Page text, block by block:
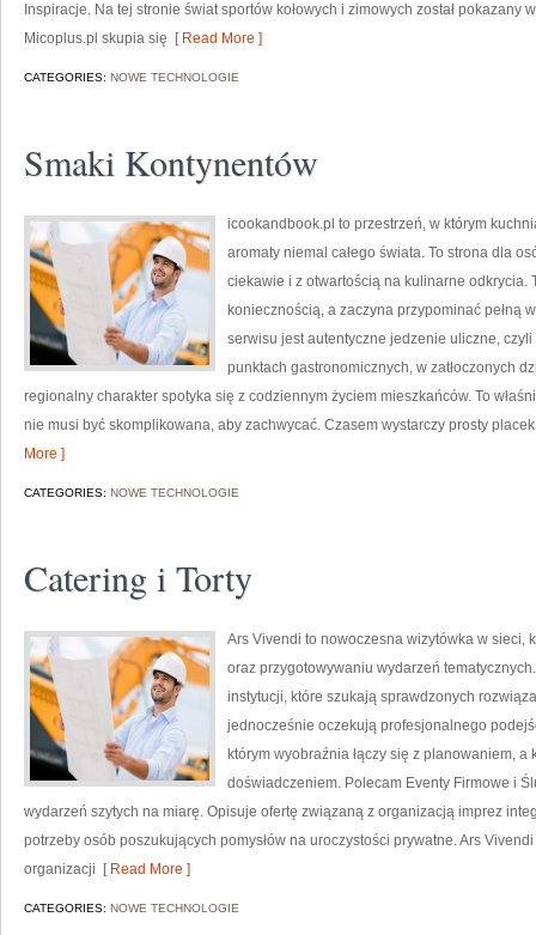
Inspiracje. Na tej stronie świat sportów kołowych i zimowych został pokazany
Micoplus.pl skupia się [ Read More ]
CATEGORIES: NOWE TECHNOLOGIE
Smaki Kontynentów
icookandbook.pl to przestrzeń, w którym
aromaty niemal całego świata. To strona dla
ciekawie i z otwartością na kulinarne odkrycia.
koniecznością, a zaczyna przypominać pełną
serwisu jest autentyczne jedzenie uliczne,
punktach gastronomicznych, w zatłoczonych
regionalny charakter spotyka się z codziennym życiem mieszkańców. To
nie musi być skomplikowana, aby zachwycać. Czasem wystarczy prosty
More ]
CATEGORIES: NOWE TECHNOLOGIE
Catering i Torty
Ars Vivendi to nowoczesna wizytówka w sieci,
oraz przygotowywaniu wydarzeń
instytucji, które szukają sprawdzonych
jednocześnie oczekują profesjonalnego
którym wyobraźnia łączy się z planowaniem,
doświadczeniem. Polecam Eventy Firmowe i
wydarzeń szytych na miarę. Opisuje ofertę związaną z organizacją imprez
potrzeby osób poszukujących pomysłów na uroczystości prywatne. Ars
organizacji [ Read More ]
CATEGORIES: NOWE TECHNOLOGIE